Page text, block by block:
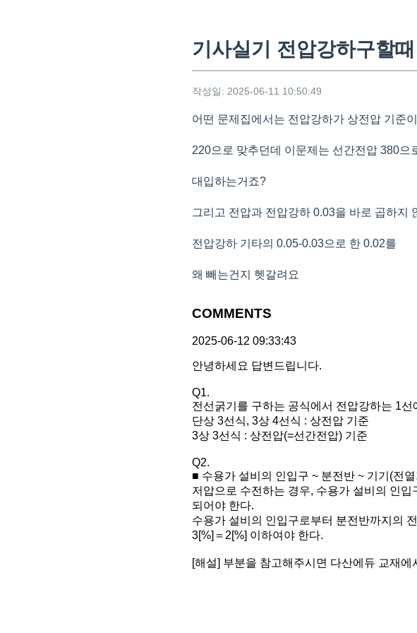
기사실기 전압강하구할
작성일: 2025-06-11 10:50:49
어떤 문제집에서는 전압강하가 상전압 기준
220으로 맞추던데 이문제는 선간전압 380으
대입하는거죠?
그리고 전압과 전압강하 0.03을 바로 곱하지
전압강하 기타의 0.05-0.03으로 한 0.02를
왜 빼는건지 헷갈려요
COMMENTS
2025-06-12 09:33:43
안녕하세요 답변드립니다.
Q1.
전선굵기를 구하는 공식에서 전압강하는 1
단상 3선식, 3상 4선식 : 상전압 기준
3상 3선식 : 상전압(=선간전압) 기준
Q2.
■ 수용가 설비의 인입구 ~ 분전반 ~ 기기(전
저압으로 수전하는 경우, 수용가 설비의 인
되어야 한다.
수용가 설비의 인입구로부터 분전반까지의
3[%]＝2[%] 이하여야 한다.
[해설] 부분을 참고해주시면 다산에듀 교재